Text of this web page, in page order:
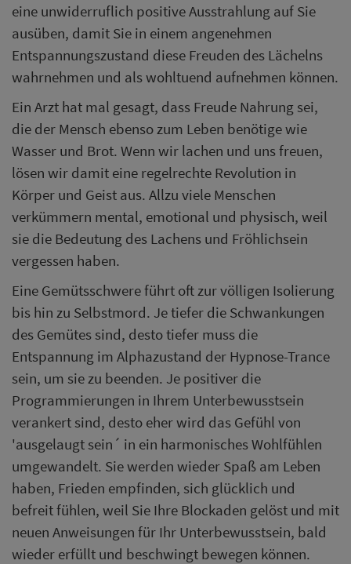
eine unwiderruflich positive Ausstrahlung auf Sie
ausüben, damit Sie in einem angenehmen
Entspannungszustand diese Freuden des Lächelns
wahrnehmen und als wohltuend aufnehmen können.
Ein Arzt hat mal gesagt, dass Freude Nahrung sei,
die der Mensch ebenso zum Leben benötige wie
Wasser und Brot. Wenn wir lachen und uns freuen,
lösen wir damit eine regelrechte Revolution in
Körper und Geist aus. Allzu viele Menschen
verkümmern mental, emotional und physisch, weil
sie die Bedeutung des Lachens und Fröhlichsein
vergessen haben.
Eine Gemütsschwere führt oft zur völligen Isolierung
bis hin zu Selbstmord. Je tiefer die Schwankungen
des Gemütes sind, desto tiefer muss die
Entspannung im Alphazustand der Hypnose-Trance
sein, um sie zu beenden. Je positiver die
Programmierungen in Ihrem Unterbewusstsein
verankert sind, desto eher wird das Gefühl von
'ausgelaugt sein´ in ein harmonisches Wohlfühlen
umgewandelt. Sie werden wieder Spaß am Leben
haben, Frieden empfinden, sich glücklich und
befreit fühlen, weil Sie Ihre Blockaden gelöst und mit
neuen Anweisungen für Ihr Unterbewusstsein, bald
wieder erfüllt und beschwingt bewegen können.